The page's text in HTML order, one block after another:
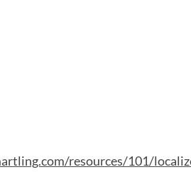
resources/101/